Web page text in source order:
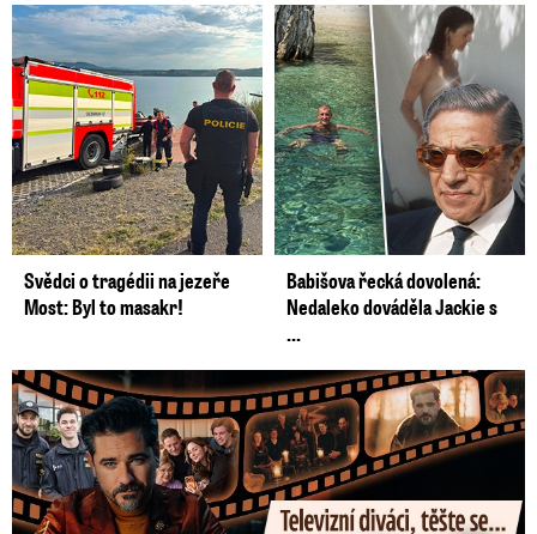
Svědci o tragédii na jezeře
Most: Byl to masakr!
Babišova řecká dovolená:
Nedaleko dováděla Jackie s
...
Prima vytasila podzimní trumfy! Další Zrádci a žhavé novinky